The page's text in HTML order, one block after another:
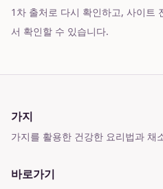
1차 출처로 다시 확인하고, 사이트
서 확인할 수 있습니다.
가지
가지를 활용한 건강한 요리법과 채
바로가기